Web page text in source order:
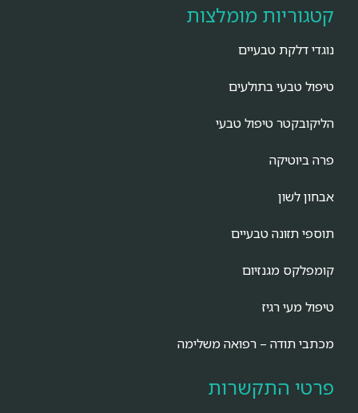
קטגוריות מומלצות
נוגדי דלקת טבעיים
טיפול טבעי בתולעים
הליקובקטר טיפול טבעי
פרה ביוטיקה
אבחון לשון
תוספי תזונה טבעיים
קומפלקס מגנזיום
טיפול מעי רגיז
מכתבי תודה – רפואה משלימה
פרטי התקשרות